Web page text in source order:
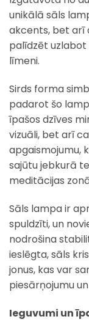
unikālā sāls
akcents, bet arī
palīdzēt
līmeni.
Sirds forma
padarot šo
īpašos dzīves
vizuāli, bet arī
apgaismojumu,
sajūtu jebkurā
meditācijas
Sāls lampa ir
spuldzīti, un
nodrošina
ieslēgta, sāls
jonus, kas var
piesārņojumu
Ieguvumi un